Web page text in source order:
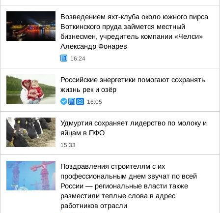
Возведением яхт-клуба около южного пирса
Воткинского пруда займется местный
бизнесмен, учредитель компании «Челси»
Александр Фонарев
16:24
Российские энергетики помогают сохранять
жизнь рек и озёр
16:05
Удмуртия сохраняет лидерство по молоку и
яйцам в ПФО
15:33
Поздравления строителям с их
профессиональным днем звучат по всей
России — региональные власти также
разместили теплые слова в адрес
работников отрасли